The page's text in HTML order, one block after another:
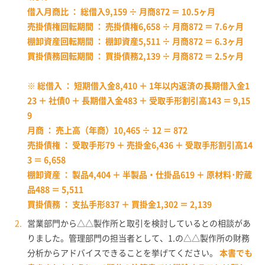
借入月商比 ： 総借入9,159 ÷ 月商872 ＝ 10.5ヶ月
売掛債権回転期間 ： 売掛債権6,658 ÷ 月商872 ＝ 7.6ヶ月
棚卸資産回転期間 ： 棚卸資産5,511 ÷ 月商872 ＝ 6.3ヶ月
買掛債務回転期間 ： 買掛債務2,139 ÷ 月商872 ＝ 2.5ヶ月
※ 総借入 ： 短期借入金8,410 ＋ 1年以内返済の長期借入金1
23 ＋ 社債0 ＋ 長期借入金483 ＋ 受取手形割引高143 ＝ 9,15
9
月商 ： 売上高（年商）10,465 ÷ 12 ＝ 872
売掛債権 ： 受取手形79 ＋ 売掛金6,436 ＋ 受取手形割引高14
3 ＝ 6,658
棚卸資産 ： 製品4,404 ＋ 半製品・仕掛品619 ＋ 原材料･貯蔵
品488 ＝ 5,511
買掛債務 ： 支払手形837 ＋ 買掛金1,302 ＝ 2,139
営業部門から△△製作所と取引を検討しているとの相談があ
りました。管理部門の担当者として、1.の△△製作所の財務
分析からアドバイスできることを挙げてください。 本書でも